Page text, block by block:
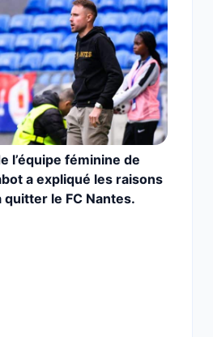
l’équipe féminine de
a expliqué les raisons
quitter le FC Nantes.